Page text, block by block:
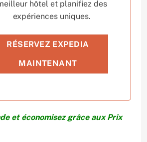
hôtel et planifiez des
expériences uniques.
RÉSERVEZ EXPEDIA
MAINTENANT
et économisez grâce aux Prix